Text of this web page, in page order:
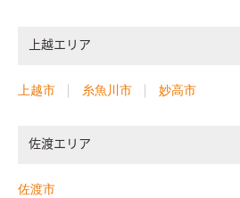
上越エリア
上越市 糸魚川市 妙高市
佐渡エリア
佐渡市